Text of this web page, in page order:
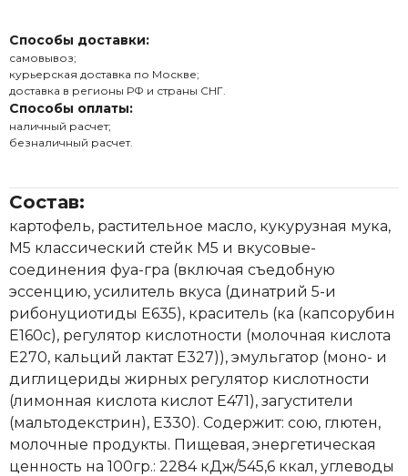
Способы доставки:
самовывоз;
курьерская доставка по Москве;
доставка в регионы РФ и страны СНГ.
Способы оплаты:
наличный расчет;
безналичный расчет.
Состав:
картофель, растительное масло, кукурузная мука,
М5 классический стейк М5 и вкусовые-
соединения фуа-гра (включая съедобную
эссенцию, усилитель вкуса (динатрий 5-и
рибонуциотиды Е635), краситель (ка (капсорубин
E160c), регулятор кислотности (молочная кислота
Е270, кальций лактат Е327)), эмульгатор (моно- и
диглицериды жирных регулятор кислотности
(лимонная кислота кислот Е471), загустители
(мальтодекстрин), Е330). Содержит: сою, глютен,
молочные продукты. Пищевая, энергетическая
ценность на 100гр.: 2284 кДж/545,6 ккал, углеводы